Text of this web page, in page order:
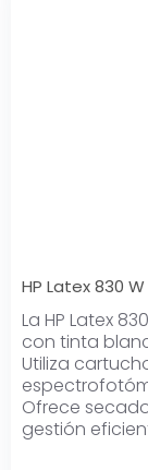
HP Latex 830 W
La HP Latex
con tinta
Utiliza
Ofrece
gestión